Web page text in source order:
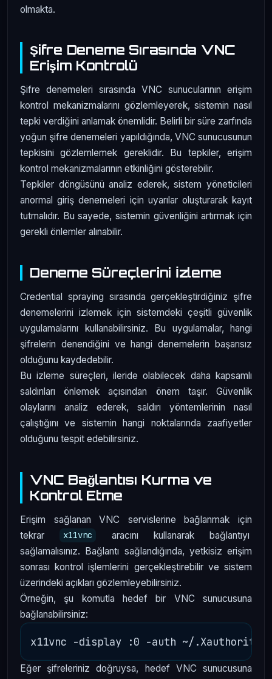
olmakta.
Şifre Deneme Sırasında VNC
Erişim Kontrolü
Şifre denemeleri sırasında VNC sunucularının erişim
kontrol mekanizmalarını gözlemleyerek, sistemin nasıl
tepki verdiğini anlamak önemlidir. Belirli bir süre zarfında
yoğun şifre denemeleri yapıldığında, VNC sunucusunun
tepkisini gözlemlemek gereklidir. Bu tepkiler, erişim
kontrol mekanizmalarının etkinliğini gösterebilir.
Tepkiler döngüsünü analiz ederek, sistem yöneticileri
anormal giriş denemeleri için uyarılar oluşturarak kayıt
tutmalıdır. Bu sayede, sistemin güvenliğini artırmak için
gerekli önlemler alınabilir.
Deneme Süreçlerini İzleme
Credential spraying sırasında gerçekleştirdiğiniz şifre
denemelerini izlemek için sistemdeki çeşitli güvenlik
uygulamalarını kullanabilirsiniz. Bu uygulamalar, hangi
şifrelerin denendiğini ve hangi denemelerin başarısız
olduğunu kaydedebilir.
Bu izleme süreçleri, ileride olabilecek daha kapsamlı
saldırıları önlemek açısından önem taşır. Güvenlik
olaylarını analiz ederek, saldırı yöntemlerinin nasıl
çalıştığını ve sistemin hangi noktalarında zaafiyetler
olduğunu tespit edebilirsiniz.
VNC Bağlantısı Kurma ve
Kontrol Etme
Erişim sağlanan VNC servislerine bağlanmak için
tekrar
x11vnc
aracını kullanarak bağlantıyı
sağlamalısınız. Bağlantı sağlandığında, yetkisiz erişim
sonrası kontrol işlemlerini gerçekleştirebilir ve sistem
üzerindeki açıkları gözlemleyebilirsiniz.
Örneğin, şu komutla hedef bir VNC sunucusuna
bağlanabilirsiniz:
Eğer şifreleriniz doğruysa, hedef VNC sunucusuna